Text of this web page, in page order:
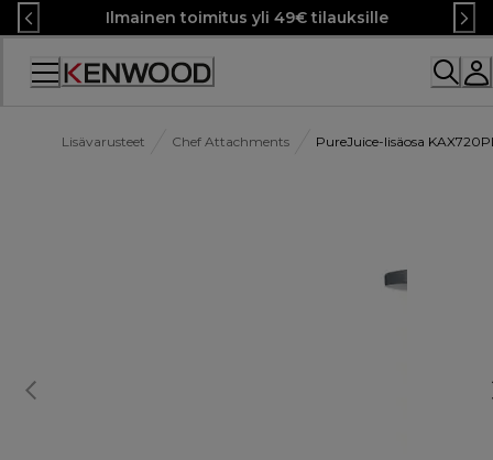
Skip
to
Content
Ilmainen toimitus yli 49€ tilauksille
Lisävarusteet Chef Attachments PureJuice-lisäosa